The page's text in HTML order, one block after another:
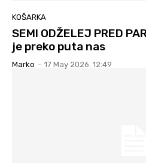
KOŠARKA
SEMI ODŽELEJ PRED
je preko puta nas
Marko - 17 May 2026. 12:49